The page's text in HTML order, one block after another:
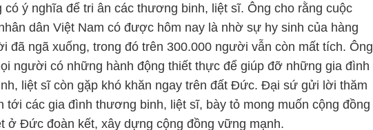
có ý nghĩa để tri ân các thương binh, liệt sĩ. Ông cho rằng cuộc
dân Việt Nam có được hôm nay là nhờ sự hy sinh của hàng
đã ngã xuống, trong đó trên 300.000 người vẫn còn mất tích. Ông
người có những hành động thiết thực để giúp đỡ những gia đình
liệt sĩ còn gặp khó khăn ngay trên đất Đức. Đại sứ gửi lời thăm
tới các gia đình thương binh, liệt sĩ, bày tỏ mong muốn cộng đồng
ở Đức đoàn kết, xây dựng cộng đồng vững mạnh.